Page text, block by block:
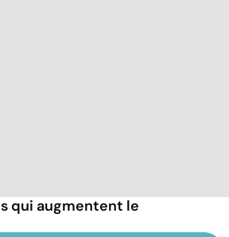
qui augmentent le